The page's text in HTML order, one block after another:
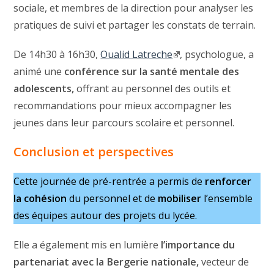
sociale, et membres de la direction pour analyser les
pratiques de suivi et partager les constats de terrain.
De 14h30 à 16h30,Oualid Latreche
, psychologue, a
animé une conférence sur la santé mentale des
adolescents,offrant au personnel des outils et
recommandations pour mieux accompagner les
jeunes dans leur parcours scolaire et personnel.
Conclusion et perspectives
Cette journée de pré-rentrée a permis de renforcer
la cohésion du personnel et de mobiliser l’ensemble
des équipes autour des projets du lycée.
Elle a également mis en lumière l’importance du
partenariat avec la Bergerie nationale,vecteur de